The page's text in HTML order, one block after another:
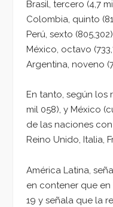
Brasil, tercero (4,7
Colombia, quinto
Perú, sexto
México, octavo
Argentina, noveno
En tanto, según los
mil 058), y México
de las naciones
Reino Unido, Italia,
América Latina,
en contener que
19 y señala que la